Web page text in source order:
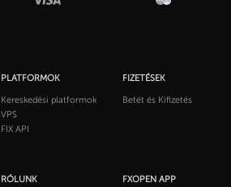
PLATFORMOK
Kereskedési platformok
VPS
FIX API
FIZETÉSEK
Betét és Kifizetés
RÓLUNK FXOPEN APP